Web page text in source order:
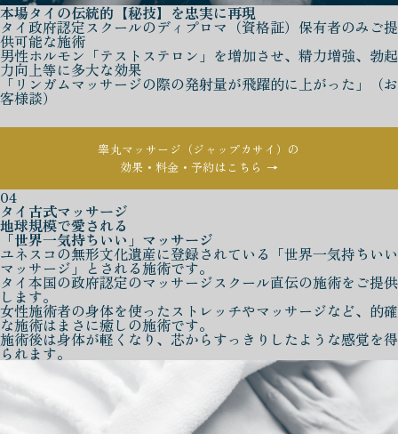
本場タイの伝統的【秘技】を忠実に再現
タイ政府認定スクールのディプロマ（資格証）保有者のみご提
供可能な施術
男性ホルモン「テストステロン」を増加させ、精力増強、勃起
力向上等に多大な効果
「リンガムマッサージの際の発射量が飛躍的に上がった」（お
客様談）
睾丸マッサージ（ジャップカサイ）の
効果・料金・予約はこちら →
04
タイ古式マッサージ
地球規模で愛される
「世界一気持ちいい」マッサージ
ユネスコの無形文化遺産に登録されている「世界一気持ちいい
マッサージ」とされる施術です。
タイ本国の政府認定のマッサージスクール直伝の施術をご提供
します。
女性施術者の身体を使ったストレッチやマッサージなど、的確
な施術はまさに癒しの施術です。
施術後は身体が軽くなり、芯からすっきりしたような感覚を得
られます。